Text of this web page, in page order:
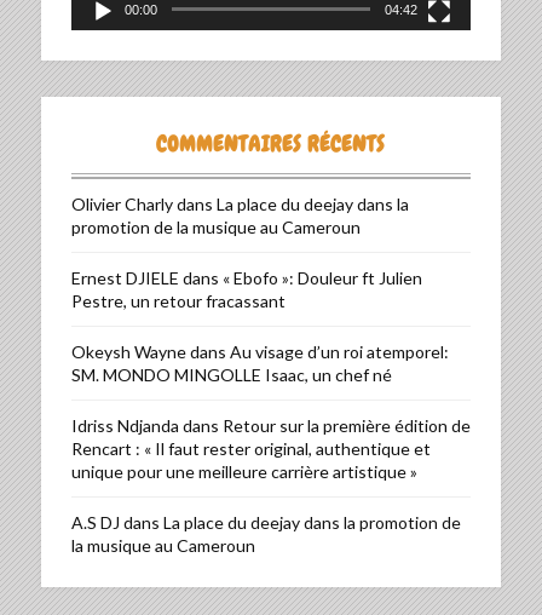
00:00 04:42
COMMENTAIRES RÉCENTS
Olivier Charlydans La place du deejay dans la
promotion de la musique au Cameroun
Ernest DJIELE dans « Ebofo »: Douleur ft Julien
Pestre, un retour fracassant
Okeysh Waynedans Au visage d’un roi atemporel:
SM. MONDO MINGOLLE Isaac, un chef né
Idriss Ndjanda dans Retour sur la première édition de
Rencart : « Il faut rester original, authentique et
unique pour une meilleure carrière artistique »
A.S DJ dans La place du deejay dans la promotion de
la musique au Cameroun